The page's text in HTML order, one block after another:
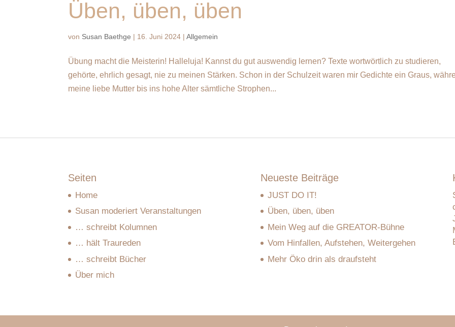
Üben, üben, üben
von Susan Baethge | 16. Juni 2024 |Allgemein
Übung macht die Meisterin! Halleluja! Kannst du gut auswendig lernen? Texte wortwörtlich zu studieren,
gehörte, ehrlich gesagt, nie zu meinen Stärken. Schon in der Schulzeit waren mir Gedichte ein Graus,
meine liebe Mutter bis ins hohe Alter sämtliche Strophen...
Seiten
Home
Susan moderiert Veranstaltungen
… schreibt Kolumnen
… hält Traureden
… schreibt Bücher
Über mich
Neueste Beiträge
JUST DO IT!
Üben, üben, üben
Mein Weg auf die GREATOR-Bühne
Vom Hinfallen, Aufstehen, Weitergehen
Mehr Öko drin als draufsteht